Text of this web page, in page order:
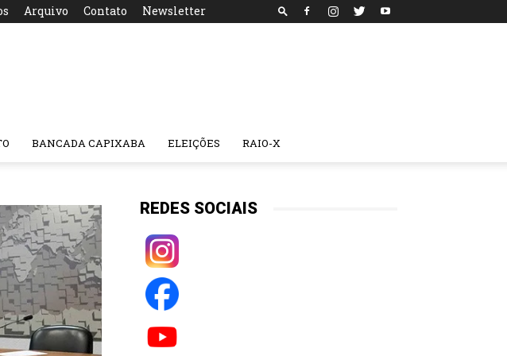
Arquivo Contato Newsletter
BANCADA CAPIXABA ELEIÇÕES RAIO-X
REDES SOCIAIS